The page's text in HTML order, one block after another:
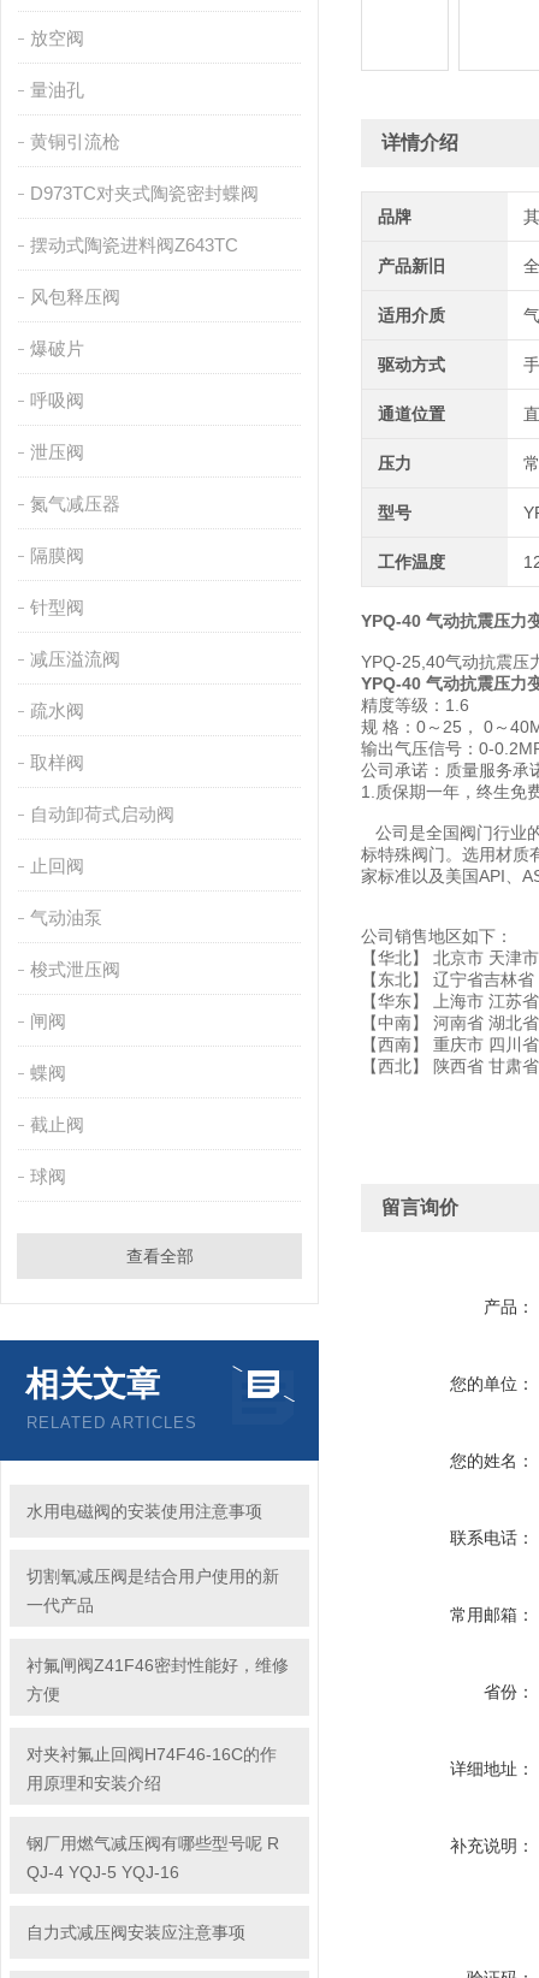
放空阀
量油孔
黄铜引流枪
D973TC对夹式陶瓷密封蝶阀
摆动式陶瓷进料阀Z643TC
风包释压阀
爆破片
呼吸阀
泄压阀
氮气减压器
隔膜阀
针型阀
减压溢流阀
疏水阀
取样阀
自动卸荷式启动阀
止回阀
气动油泵
梭式泄压阀
闸阀
蝶阀
截止阀
球阀
查看全部
相关文章
RELATED ARTICLES
水用电磁阀的安装使用注意事项
切割氧减压阀是结合用户使用的新
一代产品
衬氟闸阀Z41F46密封性能好，维修
方便
对夹衬氟止回阀H74F46-16C的作
用原理和安装介绍
钢厂用燃气减压阀有哪些型号呢 R
QJ-4 YQJ-5 YQJ-16
自力式减压阀安装应注意事项
详情介绍
品牌
产品新旧
适用介质
驱动方式
通道位置
压力
型号
工作温度
YPQ-40 气动抗震压力
YPQ-25,40气动抗震压
YPQ-40 气动抗震压力
精度等级：1.6
规 格：0～25， 0～
输出气压信号：0-
公司承诺：质量服务承
1.质保期一年，终生免
公司是全国阀门行业
标特殊阀门。选用材质
家标准以及美国API、
公司销售地区如下：
【华北】 北京市 天津
【东北】 辽宁省吉林
【华东】 上海市 江苏
【中南】 河南省 湖北
【西南】 重庆市 四川
【西北】 陕西省 甘肃
留言询价
产品：
您的单位：
您的姓名：
联系电话：
常用邮箱：
省份：
详细地址：
补充说明：